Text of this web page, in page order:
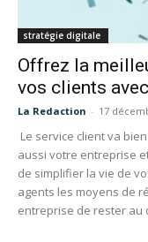
stratégie digitale
Offrez la
vos clients
La Redaction - 17
Le service client va
aussi votre entreprise
de simplifier la vie de
agents les moyens de
entreprise de rester au